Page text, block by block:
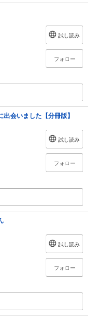
試し読み
フォロー
会いました【分冊版】
試し読み
フォロー
試し読み
フォロー